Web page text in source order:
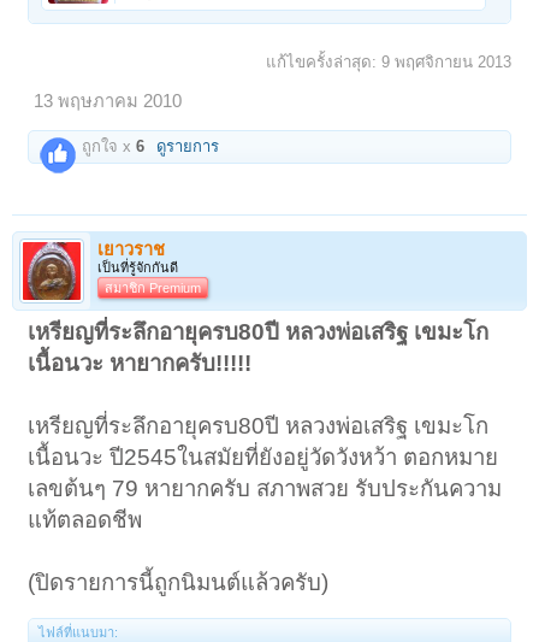
แก้ไขครั้งล่าสุด: 9 พฤศจิกายน 2013
13 พฤษภาคม 2010
ถูกใจ x6 ดูรายการ
เยาวราช
เป็นที่รู้จักกันดี
สมาชิก Premium
เหรียญที่ระลึกอายุครบ80ปี หลวงพ่อเสริฐ เขมะโก
เนื้อนวะ หายากครับ!!!!!
เหรียญที่ระลึกอายุครบ80ปี หลวงพ่อเสริฐ เขมะโก
เนื้อนวะ ปี2545ในสมัยที่ยังอยู่วัดวังหว้า ตอกหมาย
เลขต้นๆ 79 หายากครับ สภาพสวย รับประกันความ
แท้ตลอดชีพ
(ปิดรายการนี้ถูกนิมนต์แล้วครับ)
ไฟล์ที่แนบมา: